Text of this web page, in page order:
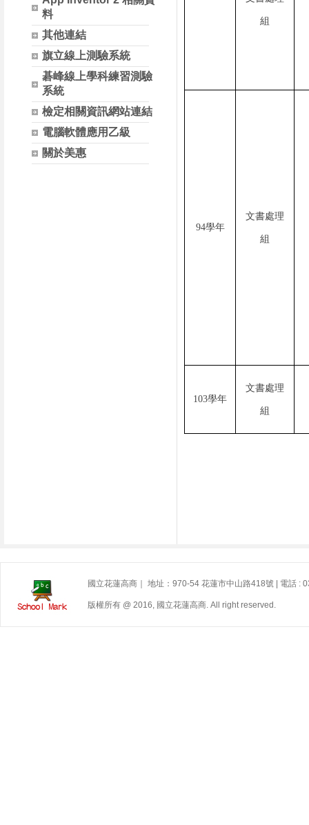
料
其他連結
旗立線上測驗系統
碁峰線上學科練習測驗
系統
檢定相關資訊網站連結
電腦軟體應用乙級
關於美惠
組
94學年
文書處理
組
103學年
文書處理
組
國立花蓮高商｜ 地址：970-54 花蓮市中山路418號 | 電話 :
版權所有 @ 2016, 國立花蓮高商. All right reserved.